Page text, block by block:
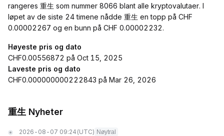
rangeres 重生 som nummer 8066 blant alle kryptovalutaer. I
løpet av de siste 24 timene nådde 重生 en topp på CHF
0.00002267 og en bunn på CHF 0.00002232.
Høyeste pris og dato
CHF0.00556872 på Oct 15, 2025
Laveste pris og dato
CHF0.000000000222843 på Mar 26, 2026
重生 Nyheter
2026-08-07 09:24 (UTC) Nøytral